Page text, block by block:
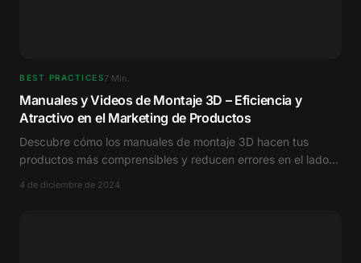
BEST PRACTICES7 Min.
Manuales y Videos de Montaje 3D – Eficiencia y
Atractivo en el Marketing de Productos
Descubre cómo los manuales de montaje 3D hacen tus
productos más comprensibles y reducen errores en el lado
4 de diciembre de 2024